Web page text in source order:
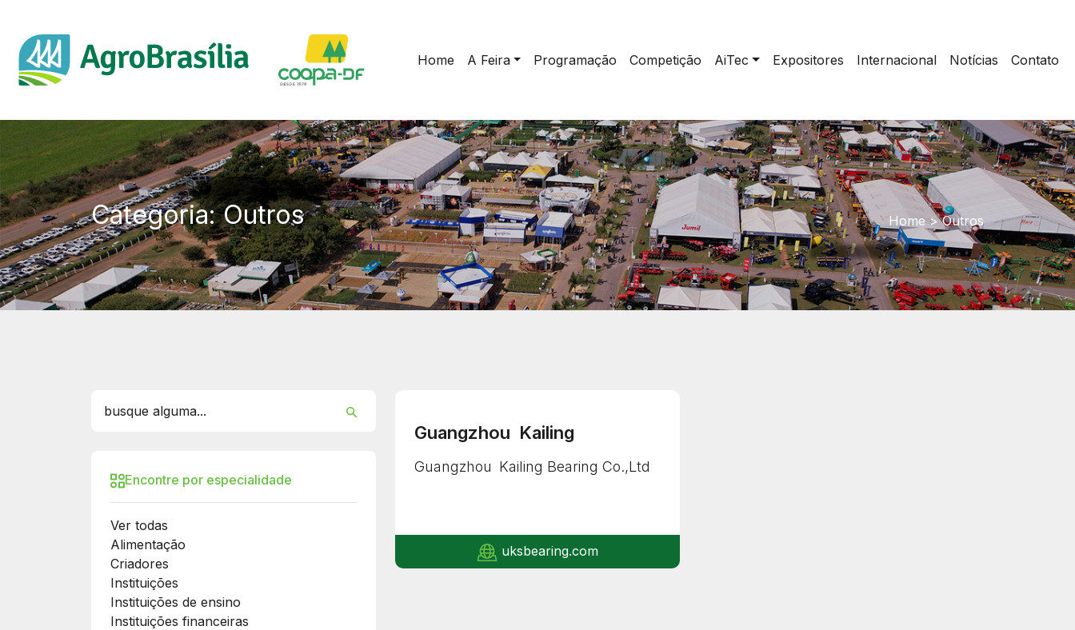
Home A Feira Programação Competição AiTec Expositores Internacional Notícias Contato
Categoria: Outros Home > Outros
Encontre por especialidade
Ver todas
Alimentação
Criadores
Instituições
Instituições de ensino
Instituições financeiras
Guangzhou Kailing
Guangzhou Kailing Bearing Co.,Ltd
uksbearing.com